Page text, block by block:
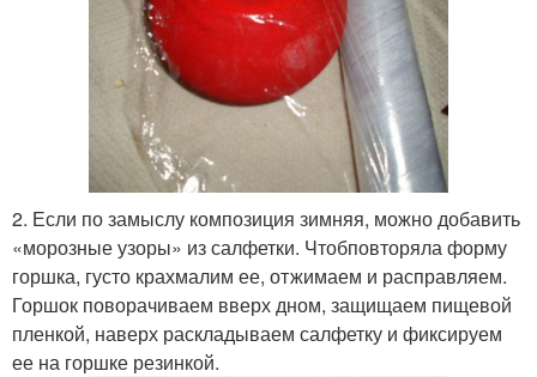
2. Если по замыслу композиция зимняя, можно добавить
«морозные узоры» из салфетки. Чтобповторяла форму
горшка, густо крахмалим ее, отжимаем и расправляем.
Горшок поворачиваем вверх дном, защищаем пищевой
пленкой, наверх раскладываем салфетку и фиксируем
ее на горшке резинкой.